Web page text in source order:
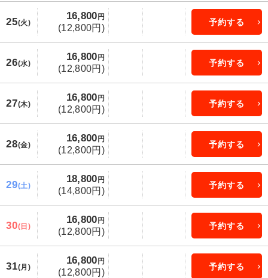
25(火)
16,800 円
(12,800円)
予約する
26(水)
16,800 円
(12,800円)
予約する
27(木)
16,800 円
(12,800円)
予約する
28(金)
16,800 円
(12,800円)
予約する
29(土)
18,800 円
(14,800円)
予約する
30(日)
16,800 円
(12,800円)
予約する
31(月)
16,800 円
(12,800円)
予約する